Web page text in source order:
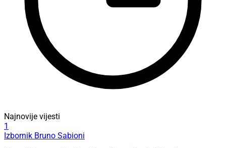
Najnovije vijesti
1
Izbornik Bruno Sabioni